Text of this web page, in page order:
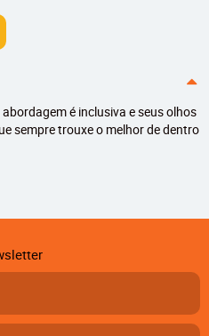
é inclusiva e seus olhos
sempre trouxe o melhor de dentro